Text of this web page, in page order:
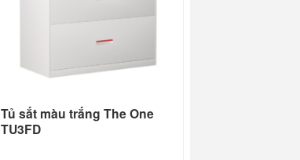
Tủ sắt màu trắng The One
TU3FD